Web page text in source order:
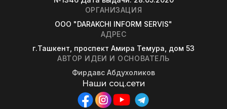
ОРГАНИЗАЦИЯ
OOO "DARAKCHI INFORM SERVIS"
АДРЕС
г.Ташкент, проспект Амира Темура, дом 53
АВТОР ИДЕИ И ОСНОВАТЕЛЬ
Фирдавс Абдухоликов
Наши соц.сети